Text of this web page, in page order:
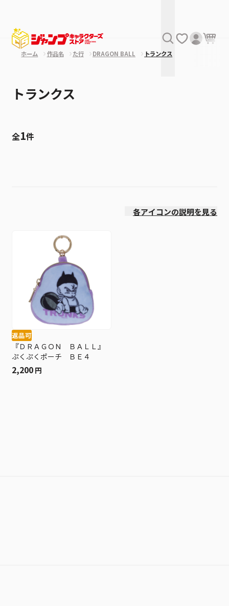
ホーム 作品名 た行 DRAGON BALL トランクス
トランクス
全1件
各アイコンの説明を見る
返品可
『ＤＲＡＧＯＮ ＢＡＬＬ』
ぷくぷくポーチ ＢＥ４
2,200 円